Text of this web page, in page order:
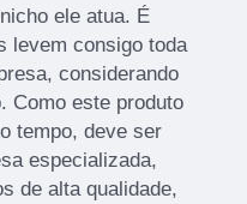
ele atua. É
levem consigo toda
considerando
Como este produto
tempo, deve ser
especializada,
de alta qualidade,